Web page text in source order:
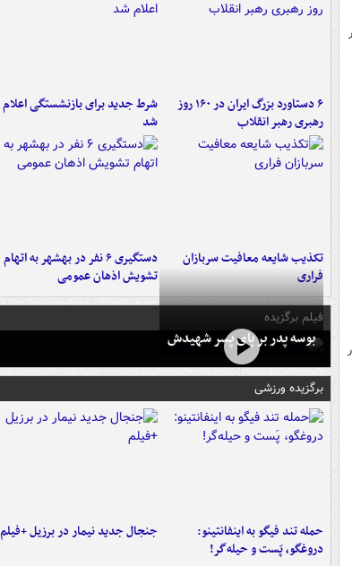
۶ دستاورد بزرگ ایران در ۱۶۰ روز
رهبری رهبر انقلاب
شرط جدید برای بازنشستگی اعلام
شد
تکذیب شایعه معافیت سربازان
فراری
دستگیری ۶ نفر در بهشهر به اتهام
تشویش اذهان عمومی
فیلم برگزیده
بوسه‌ پدر بر پای پسر شهیدش
برگزیده ورزشی
حمله تند فیگو به اینفانتینو:
دروغگو، پَست‌ و حیله‌گر!
جنجال جدید نیمار در برزیل +فیلم